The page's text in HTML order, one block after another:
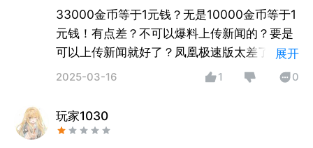
33000金币等于1元钱？无是10000金币等于1
元钱！有点差？不可以爆料上传新闻的？要是
可以上传新闻就好了？凤凰极速版太差了？开
宝箱还要看广告领金币的？
展开
2025-03-16 1 0
玩家1030